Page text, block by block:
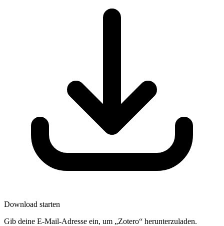
Download starten
Gib deine E-Mail-Adresse ein, um „Zotero“ herunterzuladen.